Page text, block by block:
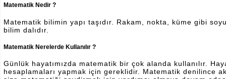
Matematik Nedir ?
Matematik bilimin yapı taşıdır. Rakam, nokta, küme gibi
bilim dalıdır.
Matematik Nerelerde Kullanılır ?
Günlük hayatımızda matematik bir çok alanda kullanılır.
hesaplamaları yapmak için gereklidir. Matematik denilince